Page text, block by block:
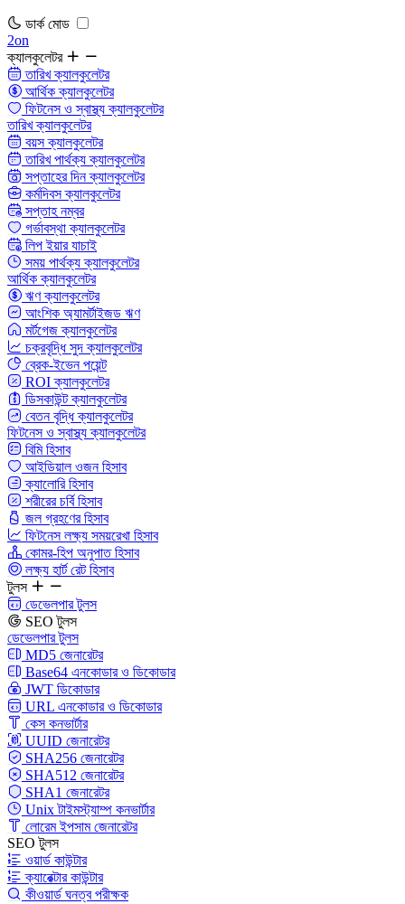
ডার্ক মোড
2on
ক্যালকুলেটর
তারিখ ক্যালকুলেটর
আর্থিক ক্যালকুলেটর
ফিটনেস ও স্বাস্থ্য ক্যালকুলেটর
তারিখ ক্যালকুলেটর
বয়স ক্যালকুলেটর
তারিখ পার্থক্য ক্যালকুলেটর
সপ্তাহের দিন ক্যালকুলেটর
কর্মদিবস ক্যালকুলেটর
সপ্তাহ নম্বর
গর্ভাবস্থা ক্যালকুলেটর
লিপ ইয়ার যাচাই
সময় পার্থক্য ক্যালকুলেটর
আর্থিক ক্যালকুলেটর
ঋণ ক্যালকুলেটর
আংশিক অ্যামর্টাইজড ঋণ
মর্টগেজ ক্যালকুলেটর
চক্রবৃদ্ধি সুদ ক্যালকুলেটর
ব্রেক-ইভেন পয়েন্ট
ROI ক্যালকুলেটর
ডিসকাউন্ট ক্যালকুলেটর
বেতন বৃদ্ধি ক্যালকুলেটর
ফিটনেস ও স্বাস্থ্য ক্যালকুলেটর
বিমি হিসাব
আইডিয়াল ওজন হিসাব
ক্যালোরি হিসাব
শরীরের চর্বি হিসাব
জল গ্রহণের হিসাব
ফিটনেস লক্ষ্য সময়রেখা হিসাব
কোমর-হিপ অনুপাত হিসাব
লক্ষ্য হার্ট রেট হিসাব
টুলস
ডেভেলপার টুলস
SEO টুলস
ডেভেলপার টুলস
MD5 জেনারেটর
Base64 এনকোডার ও ডিকোডার
JWT ডিকোডার
URL এনকোডার ও ডিকোডার
কেস কনভার্টার
UUID জেনারেটর
SHA256 জেনারেটর
SHA512 জেনারেটর
SHA1 জেনারেটর
Unix টাইমস্ট্যাম্প কনভার্টার
লোরেম ইপসাম জেনারেটর
SEO টুলস
ওয়ার্ড কাউন্টার
ক্যারেক্টার কাউন্টার
কীওয়ার্ড ঘনত্ব পরীক্ষক